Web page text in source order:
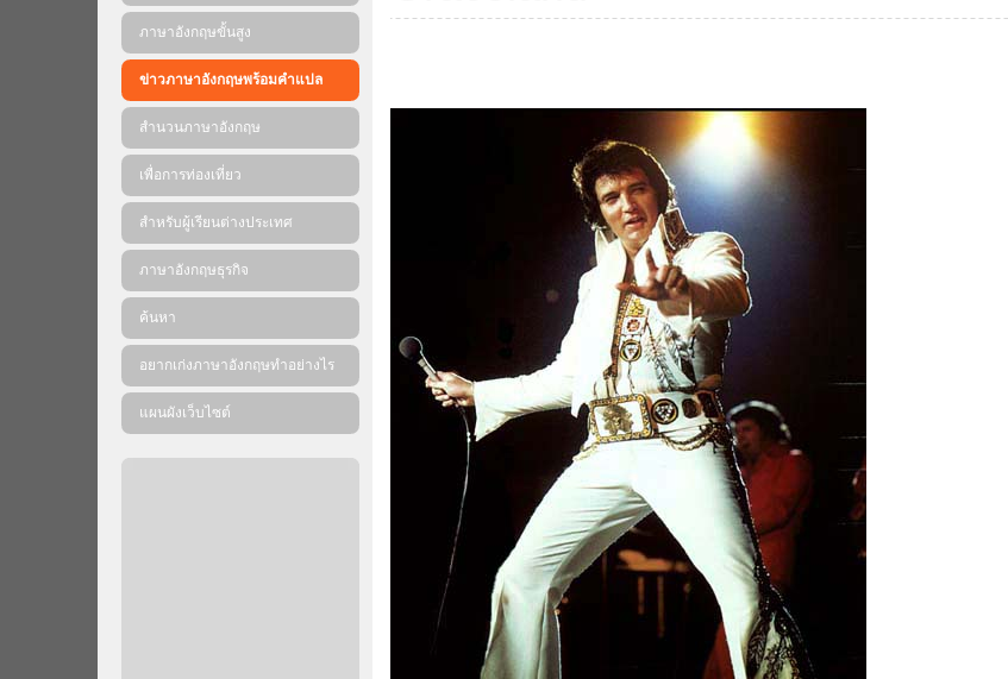
ภาษาอังกฤษขั้นสูง
ข่าวภาษาอังกฤษพร้อมคําแปล
สำนวนภาษาอังกฤษ
เพื่อการท่องเที่ยว
สำหรับผู้เรียนต่างประเทศ
ภาษาอังกฤษธุรกิจ
ค้นหา
อยากเก่งภาษาอังกฤษทำอย่างไร
แผนผังเว็บไซต์